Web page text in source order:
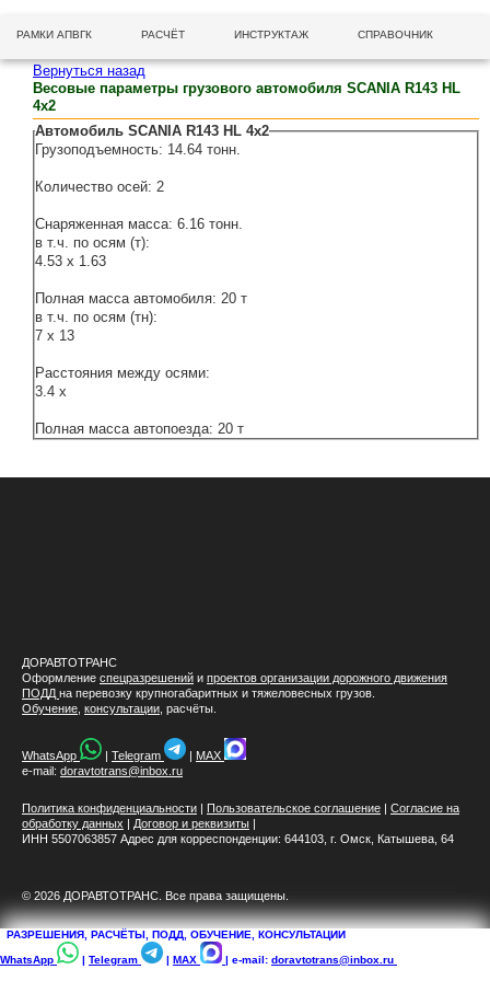
РАМКИ АПВГК РАСЧЁТ ИНСТРУКТАЖ СПРАВОЧНИК
Вернуться назад
Весовые параметры грузового автомобиля SCANIA R143 HL
4x2
Автомобиль SCANIA R143 HL 4x2
Грузоподъемность: 14.64 тонн.
Количество осей: 2
Снаряженная масса: 6.16 тонн.
в т.ч. по осям (т):
4.53 x 1.63
Полная масса автомобиля: 20 т
в т.ч. по осям (тн):
7 x 13
Расстояния между осями:
3.4 x
Полная масса автопоезда: 20 т
ДОРАВТОТРАНС
Оформление спецразрешений и проектов организации дорожного движения
ПОДД на перевозку крупногабаритных и тяжеловесных грузов.
Обучение консультации , расчёты.
WhatsApp | Telegram | MAX
e-mail: doravtotrans@inbox.ru
Политика конфиденциальности | Пользовательское соглашение | Согласие на
обработку данных | Договор и реквизиты |
ИНН 5507063857 Адрес для корреспонденции: 644103, г. Омск, Катышева, 64
© 2026 ДОРАВТОТРАНС. Все права защищены.
РАЗРЕШЕНИЯ, РАСЧЁТЫ, ПОДД, ОБУЧЕНИЕ, КОНСУЛЬТАЦИИ
WhatsApp | Telegram | MAX | e-mail: doravtotrans@inbox.ru